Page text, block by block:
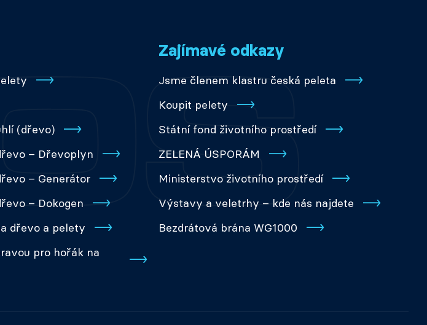
(dřevo)
– Dřevoplyn
– Generátor
– Dokogen
dřevo a pelety
pro hořák na
Zajímavé odkazy
Jsme členem klastru česká peleta
Koupit pelety
Státní fond životního prostředí
ZELENÁ ÚSPORÁM
Ministerstvo životního prostředí
Výstavy a veletrhy – kde nás najdete
Bezdrátová brána WG1000